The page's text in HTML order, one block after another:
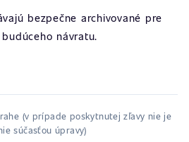
bezpečne archivované pre
návratu.
(v prípade poskytnutej zľavy nie je
súčasťou úpravy)